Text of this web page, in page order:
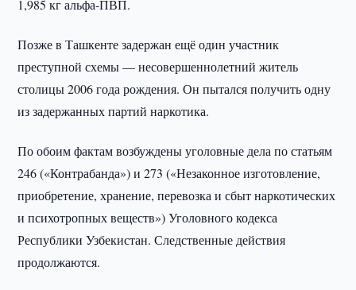
1,985 кг альфа-ПВП.
Позже в Ташкенте задержан ещё один участник
преступной схемы — несовершеннолетний житель
столицы 2006 года рождения. Он пытался получить одну
из задержанных партий наркотика.
По обоим фактам возбуждены уголовные дела по статьям
246 («Контрабанда») и 273 («Незаконное изготовление,
приобретение, хранение, перевозка и сбыт наркотических
и психотропных веществ») Уголовного кодекса
Республики Узбекистан. Следственные действия
продолжаются.